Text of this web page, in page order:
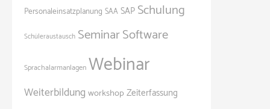
Personaleinsatzplanung SAASAP Schulung
Schüleraustausch SeminarSoftware
Sprachalarmanlagen Webinar
Weiterbildung workshop Zeiterfassung